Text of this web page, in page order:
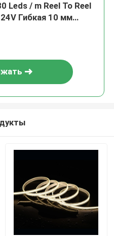
Leds / m Reel To Reel
24V Гибкая 10 мм